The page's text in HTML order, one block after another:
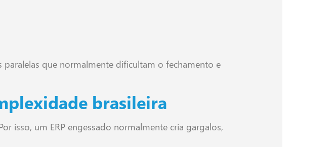
que normalmente dificultam o fechamento e
brasileira
isso, um ERP engessado normalmente cria gargalos,